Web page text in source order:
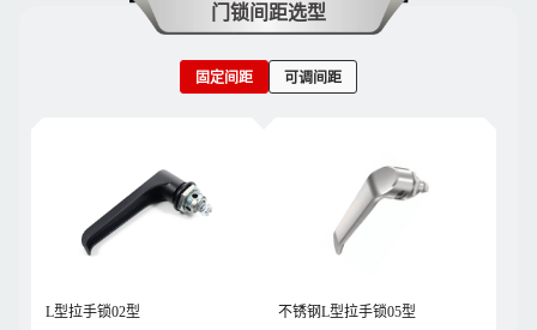
门锁间距选型
固定间距 可调间距
L型拉手锁02型 不锈钢L型拉手锁05型